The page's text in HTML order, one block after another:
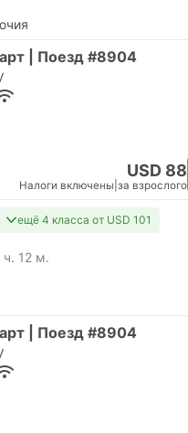
| Поезд #8904
USD 88
Налоги включены за взрослого
ещё 4 класса от USD 101
ч. 12 м.
| Поезд #8904